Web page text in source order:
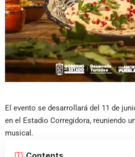
El evento se desarrollará del 11 de
en el Estadio Corregidora, reuniendo
musical.